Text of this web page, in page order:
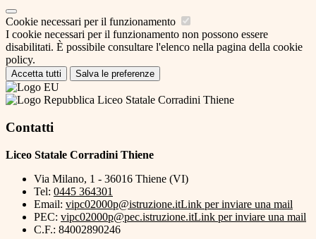
Cookie necessari per il funzionamento
I cookie necessari per il funzionamento non possono essere
disabilitati. È possibile consultare l'elenco nella pagina della cookie
policy.
Accetta tutti Salva le preferenze
Liceo Statale Corradini Thiene
Contatti
Liceo Statale Corradini Thiene
Via Milano, 1 - 36016 Thiene (VI)
Tel: 0445 364301
Email: vipc02000p@istruzione.itLink per inviare una mail
PEC: vipc02000p@pec.istruzione.itLink per inviare una mail
C.F.: 84002890246